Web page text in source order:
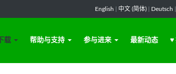
English 中文 (简体) Deutsch
下载 帮助与支持 参与进来 最新动态 ♥